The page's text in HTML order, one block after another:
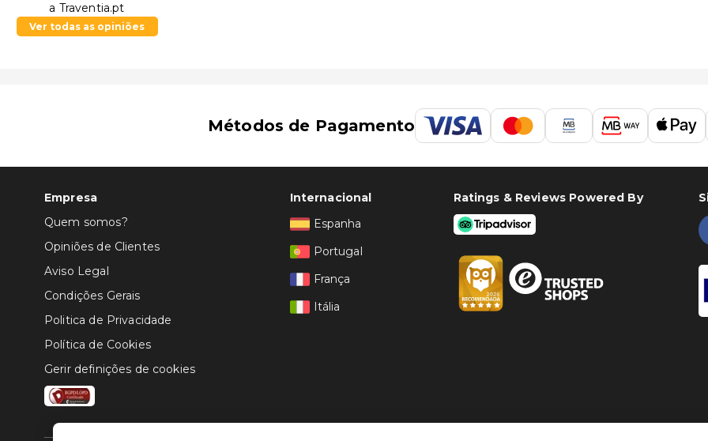
a Traventia.pt
Ver todas as opiniões
Métodos de Pagamento
Empresa
Quem somos?
Opiniões de Clientes
Aviso Legal
Condições Gerais
Politica de Privacidade
Política de Cookies
Gerir definições de cookies
Internacional
Espanha
Portugal
França
Itália
Ratings & Reviews Powered By